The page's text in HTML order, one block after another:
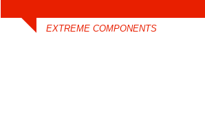
EXTREME COMPONENTS